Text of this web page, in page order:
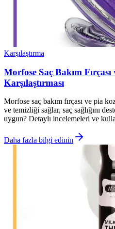
Karşılaştırma
Morfose Saç Bakım
Karşılaştırması
Morfose saç bakım fırçası ve pia
ve temizliği sağlar, saç sağlığını
uygun? Detaylı incelemeleri ve
Daha fazla bilgi edinin